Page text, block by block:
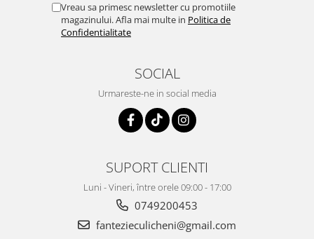
Vreau sa primesc newsletter cu promotiile
magazinului. Afla mai multe in Politica de
Confidentialitate
SOCIAL
Urmareste-ne in social media
SUPORT CLIENTI
Luni - Vineri, între orele 09:00 - 17:00
0749200453
fantezieculicheni@gmail.com